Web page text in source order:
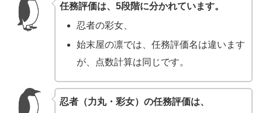
任務評価は、5段階に分かれています。
忍者の彩女、
始末屋の凛では、任務評価名は違います
が、点数計算は同じです。
忍者（力丸・彩女）の任務評価は、